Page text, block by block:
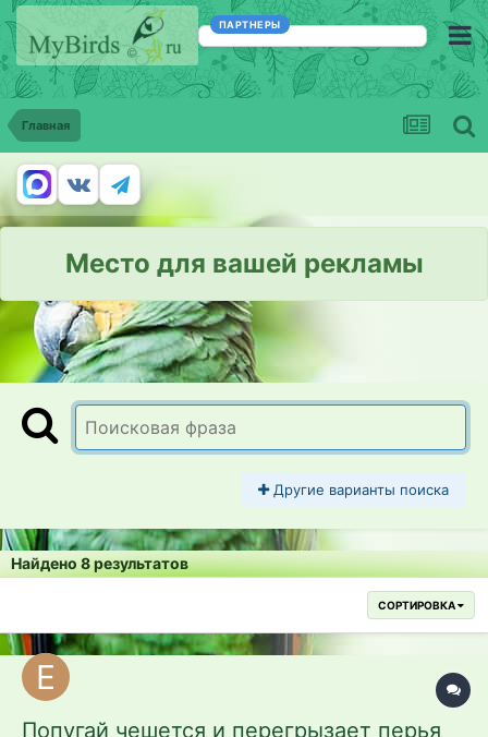
ПАРТНЕРЫ
Главная
Место для вашей рекламы
Другие варианты поиска
Найдено 8 результатов
СОРТИРОВКА
Попугай чешется и перегрызает перья